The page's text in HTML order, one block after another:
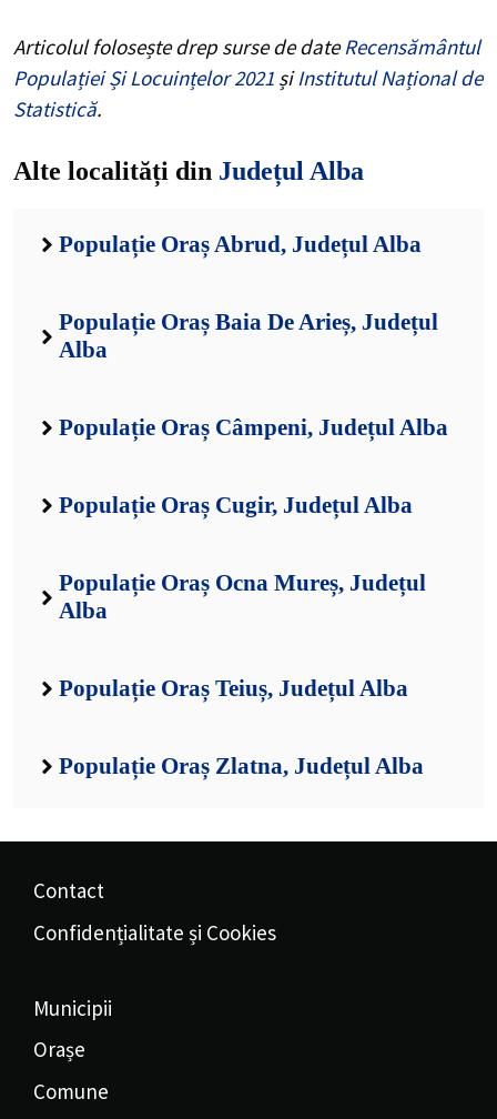
Articolul folosește drep surse de dateRecensământul
Populației Și Locuințelor 2021 șiInstitutul Național de
Statistică.
Alte localități din Județul Alba
Populație Oraș Abrud, Județul Alba
Populație Oraș Baia De Arieș, Județul
Alba
Populație Oraș Câmpeni, Județul Alba
Populație Oraș Cugir, Județul Alba
Populație Oraș Ocna Mureș, Județul
Alba
Populație Oraș Teiuș, Județul Alba
Populație Oraș Zlatna, Județul Alba
Contact
Confidențialitate și Cookies
Municipii
Orașe
Comune